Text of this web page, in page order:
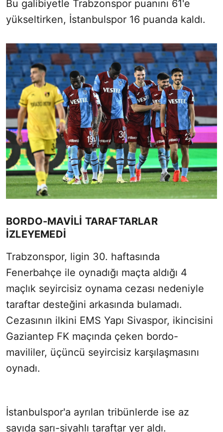
Sesi Aç
Bu galibiyetle Trabzonspor puanını 61'e
yükseltirken, İstanbulspor 16 puanda kaldı.
BORDO-MAVİLİ TARAFTARLAR
İZLEYEMEDİ
Trabzonspor, ligin 30. haftasında
Fenerbahçe ile oynadığı maçta aldığı 4
maçlık seyircisiz oynama cezası nedeniyle
taraftar desteğini arkasında bulamadı.
Cezasının ilkini EMS Yapı Sivaspor, ikincisini
Gaziantep FK maçında çeken bordo-
mavililer, üçüncü seyircisiz karşılaşmasını
oynadı.
İstanbulspor'a ayrılan tribünlerde ise az
sayıda sarı-siyahlı taraftar yer aldı.